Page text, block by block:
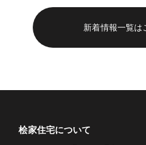
新着情報一覧は
桧家住宅について